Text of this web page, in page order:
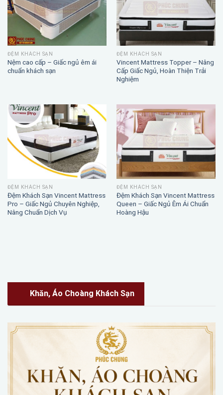
ĐỆM KHÁCH SẠN
Nệm cao cấp – Giấc ngủ êm ái
chuẩn khách sạn
ĐỆM KHÁCH SẠN
Vincent Mattress Topper – Nâng
Cấp Giấc Ngủ, Hoàn Thiện Trải
Nghiệm
ĐỆM KHÁCH SẠN
Đệm Khách Sạn Vincent Mattress
Pro – Giấc Ngủ Chuyên Nghiệp,
Nâng Chuẩn Dịch Vụ
ĐỆM KHÁCH SẠN
Đệm Khách Sạn Vincent Mattress
Queen – Giấc Ngủ Êm Ái Chuẩn
Hoàng Hậu
Khăn, Áo Choàng Khách Sạn